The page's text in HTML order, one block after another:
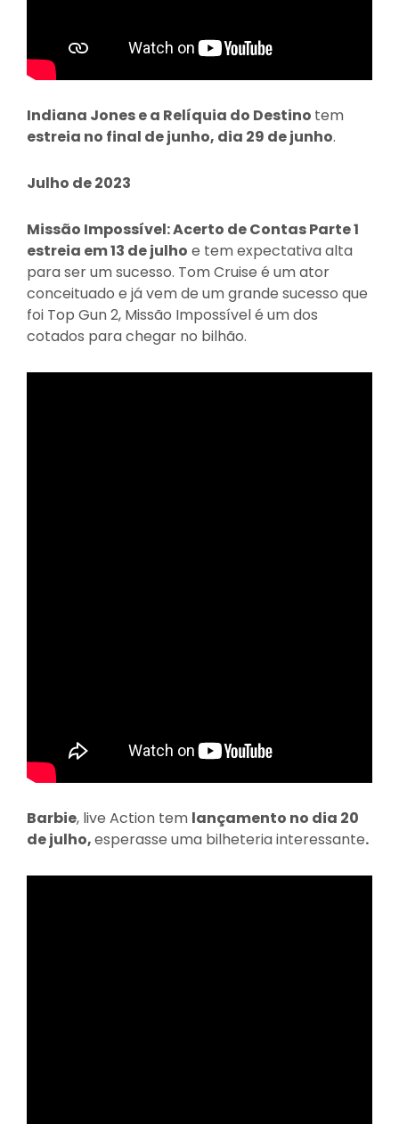
Indiana Jones e a Relíquia do Destino tem
estreia no final de junho, dia 29 de junho.
Julho de 2023
Missão Impossível: Acerto de Contas Parte 1
estreia em 13 de julho e tem expectativa alta
para ser um sucesso. Tom Cruise é um ator
conceituado e já vem de um grande sucesso que
foi Top Gun 2, Missão Impossível é um dos
cotados para chegar no bilhão.
Barbie, live Action tem lançamento no dia 20
de julho,esperasse uma bilheteria interessante.